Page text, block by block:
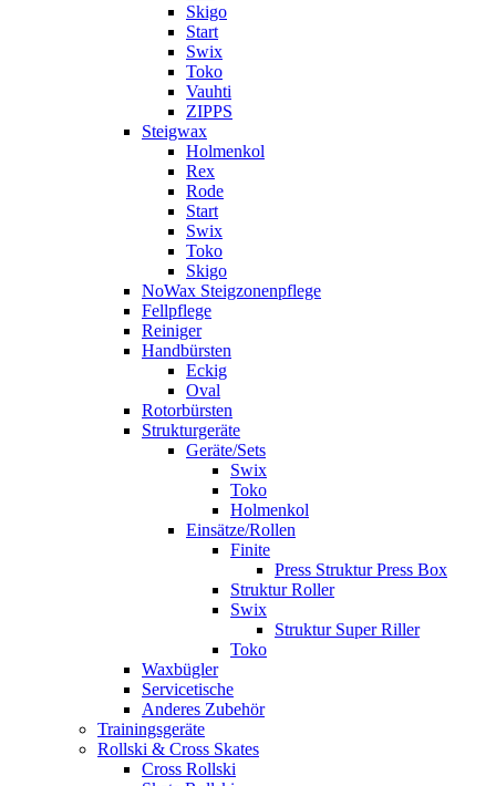
Skigo
Start
Swix
Toko
Vauhti
ZIPPS
Steigwax
Holmenkol
Rex
Rode
Start
Swix
Toko
Skigo
NoWax Steigzonenpflege
Fellpflege
Reiniger
Handbürsten
Eckig
Oval
Rotorbürsten
Strukturgeräte
Geräte/Sets
Swix
Toko
Holmenkol
Einsätze/Rollen
Finite
Press Struktur Press Box
Struktur Roller
Swix
Struktur Super Riller
Toko
Waxbügler
Servicetische
Anderes Zubehör
Trainingsgeräte
Rollski & Cross Skates
Cross Rollski